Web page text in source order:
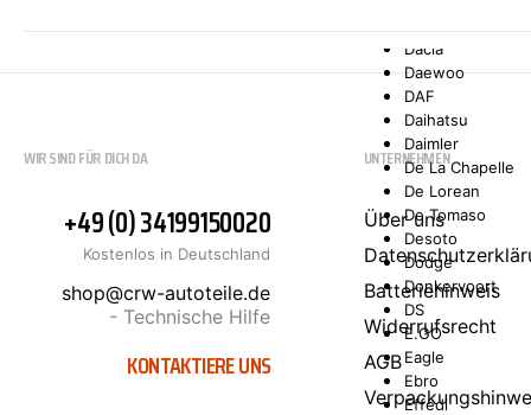
Dacia
Daewoo
DAF
Daihatsu
Daimler
De La Chapelle
De Lorean
De Tomaso
Desoto
Dodge
Donkervoort
DS
E.GO
Eagle
Ebro
Effedi
WIR SIND FÜR DICH DA
+49 (0) 34199150020
Kostenlos in Deutschland
shop@crw-autoteile.de
- Technische Hilfe
KONTAKTIERE UNS
UNTERNEHMEN
Über uns
Batteriehinweis
Widerrufsrecht
AGB